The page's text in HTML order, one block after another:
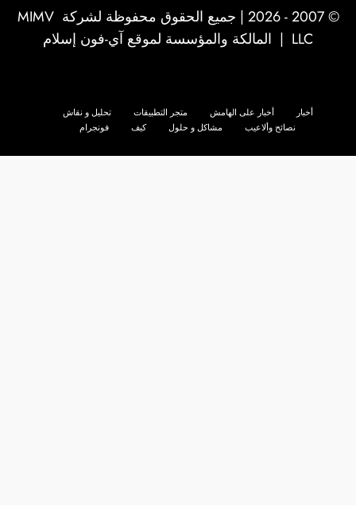
© 2007 - 2026 | جميع الحقوق محفوظة لشركة
MIMV
LLC | المالكة والمؤسسة لموقع آي-فون إسلام
أخبار أخبار على الهامش متجر التطبيقات
تحليل و نقاش
نصائح وألاعيب
مشاكل و حلول كيف فونجرام